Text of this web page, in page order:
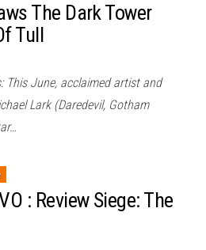
The Dark Tower
Tull
This June, acclaimed artist and
Lark (Daredevil, Gotham
: Review Siege: The